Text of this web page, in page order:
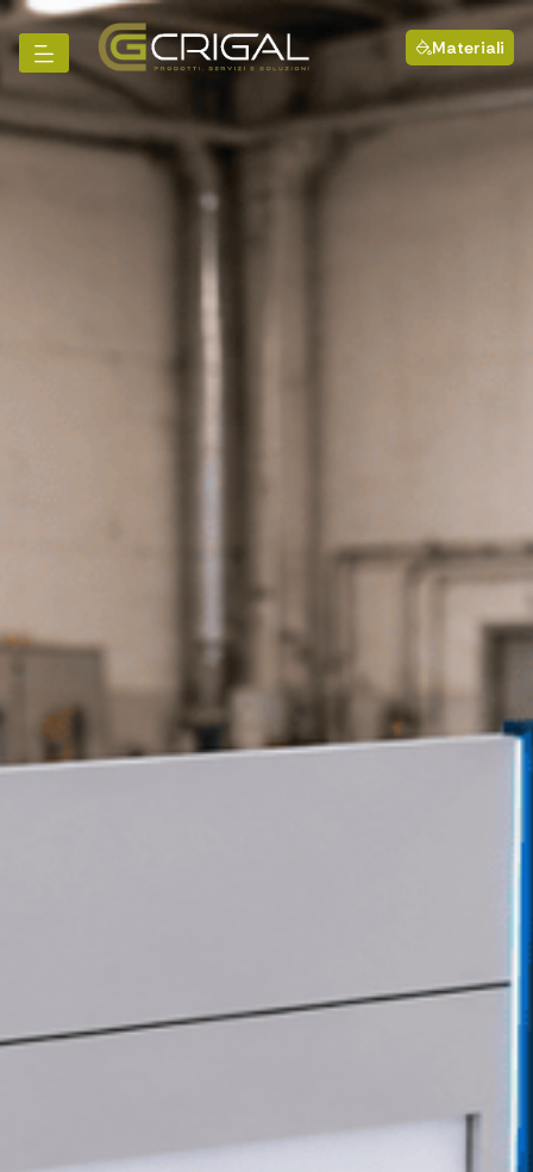
Materiali